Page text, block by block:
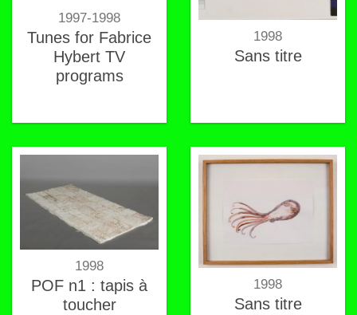
1997-1998
Tunes for Fabrice
Hybert TV
programs
1998
Sans titre
1998
POF n1 : tapis à
toucher
1998
Sans titre